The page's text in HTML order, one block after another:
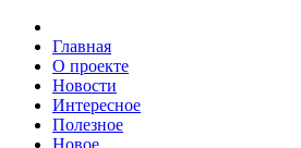
Главная
О проекте
Новости
Интересное
Полезное
Новое